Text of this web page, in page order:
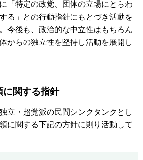
「特定の政党、団体の立場にとらわ
る」との行動指針にもとづき活動を
今後も、政治的な中立性はもちろん
からの独立性を堅持し活動を展開し
に関する指針
立・超党派の民間シンクタンクとし
に関する下記の方針に則り活動して